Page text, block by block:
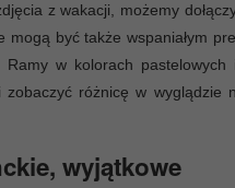
z wakacji, możemy
być także wspaniałym
w kolorach pastelowych
różnicę w wyglądzie
wyjątkowe